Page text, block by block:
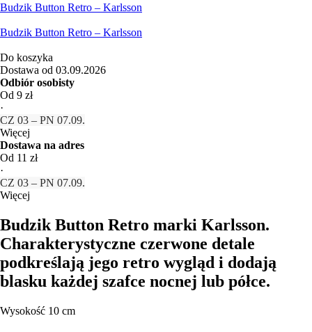
Budzik Button Retro – Karlsson
Budzik Button Retro – Karlsson
Do koszyka
Dostawa od 03.09.2026
Odbiór osobisty
Od 9 zł
·
CZ 03 – PN 07.09.
Więcej
Dostawa na adres
Od 11 zł
·
CZ 03 – PN 07.09.
Więcej
Budzik Button Retro marki Karlsson.
Charakterystyczne czerwone detale
podkreślają jego retro wygląd i dodają
blasku każdej szafce nocnej lub półce.
Wysokość 10 cm